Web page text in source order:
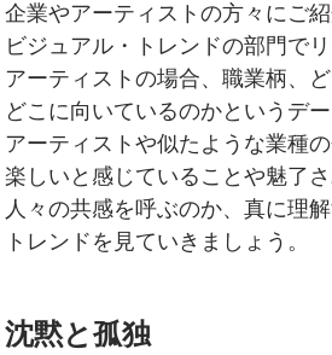
企業やアーティストの方々にご
ビジュアル・トレンドの部門で
アーティストの場合、 職業柄、
どこに向いているのかと いう デ
アーティストや似たような業種の
楽しいと 感じている ことや魅了
人々の共感を呼ぶのか、 真に理
トレンドを 見ていきましょう。
沈黙と孤独